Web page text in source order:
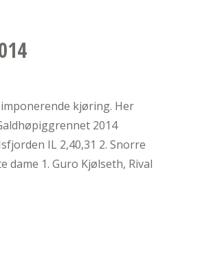
imponerende kjøring. Her
2014
IL 2,40,31 2. Snorre
dame 1. Guro Kjølseth, Rival